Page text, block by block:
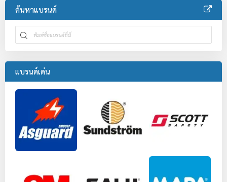
ค้นหาแบรนด์
แบรนด์เด่น